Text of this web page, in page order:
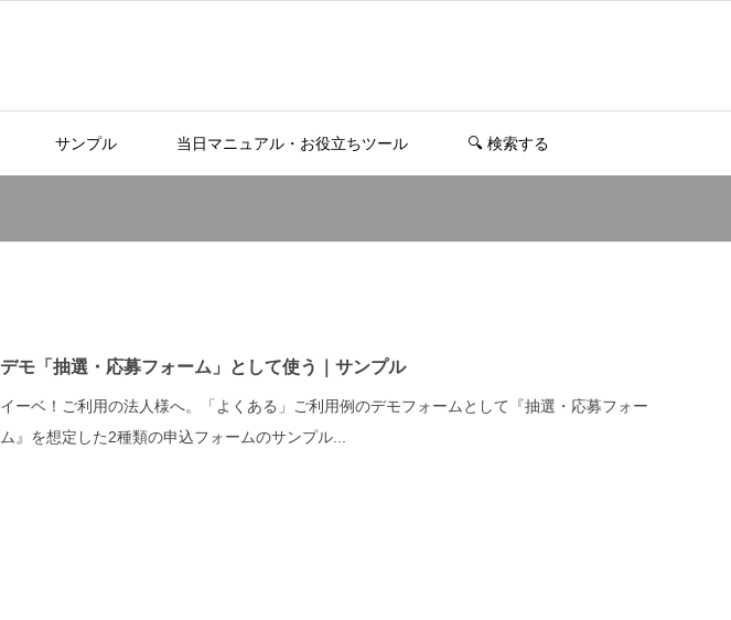
サンプル 当日マニュアル・お役立ちツール 🔍️ 検索する
デモ「抽選・応募フォーム」として使う｜サンプル
イーベ！ご利用の法人様へ。「よくある」ご利用例のデモフォームとして『抽選・応募フォー
ム』を想定した2種類の申込フォームのサンプル...